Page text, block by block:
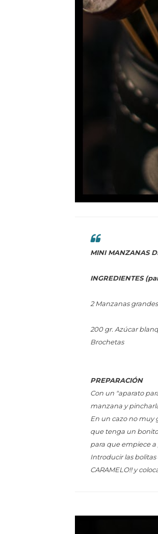
MINI MANZANAS
INGREDIENTES
2 Manzanas grandes
200 gr. Azúcar
Brochetas
PREPARACIÓN
Con un "aparato
manzana y
En un cazo no muy
que tenga un
para que empiece a
Introducir las bolitas
CARAMELO!! y